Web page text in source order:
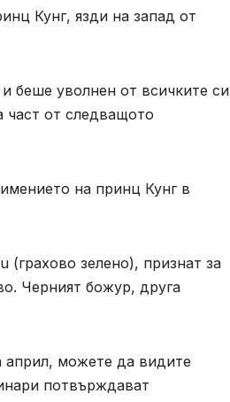
Кунг, язди на запад от
беше уволнен от всичките си
част от следващото
на принц Кунг в
(грахово зелено), признат за
Черният божур, друга
април, можете да видите
потвърждават